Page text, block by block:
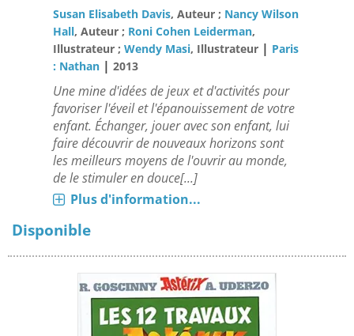
Susan Elisabeth Davis, Auteur ; Nancy Wilson
Hall, Auteur ; Roni Cohen Leiderman,
Illustrateur ;Wendy Masi, Illustrateur | Paris
: Nathan |2013
Une mine d'idées de jeux et d'activités pour
favoriser l'éveil et l'épanouissement de votre
enfant. Échanger, jouer avec son enfant, lui
faire découvrir de nouveaux horizons sont
les meilleurs moyens de l'ouvrir au monde,
de le stimuler en douce[...]
Plus d'information...
Disponible